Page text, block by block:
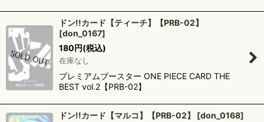
ドン!!カード【ティーチ】【PRB-02】
[don_0167]
180円(税込)
在庫なし
プレミアムブースター ONE PIECE CARD THE
BEST vol.2【PRB-02】
ドン!!カード【マルコ】【PRB-02】 [don_0168]